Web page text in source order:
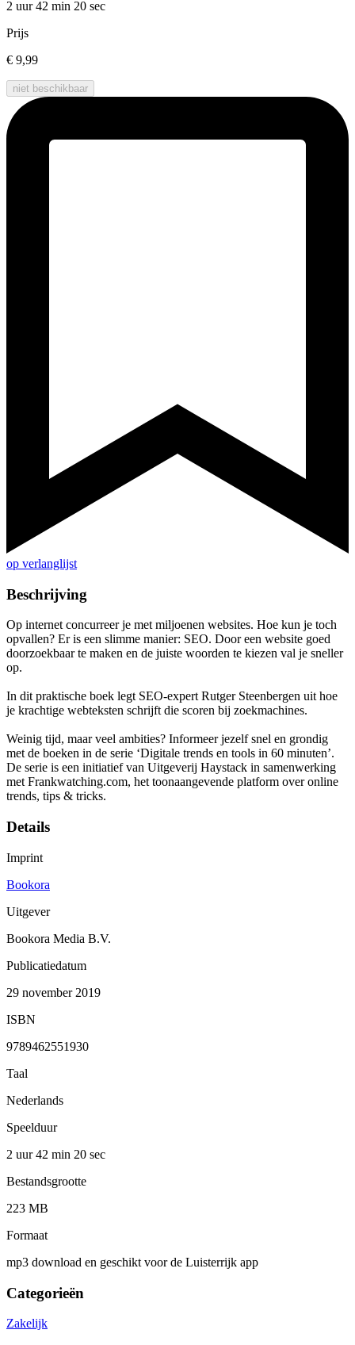
2 uur 42 min 20 sec
Prijs
€ 9,99
niet beschikbaar
op verlanglijst
Beschrijving
Op internet concurreer je met miljoenen websites. Hoe kun je toch
opvallen? Er is een slimme manier: SEO. Door een website goed
doorzoekbaar te maken en de juiste woorden te kiezen val je sneller
op.
In dit praktische boek legt SEO-expert Rutger Steenbergen uit hoe
je krachtige webteksten schrijft die scoren bij zoekmachines.
Weinig tijd, maar veel ambities? Informeer jezelf snel en grondig
met de boeken in de serie ‘Digitale trends en tools in 60 minuten’.
De serie is een initiatief van Uitgeverij Haystack in samenwerking
met Frankwatching.com, het toonaangevende platform over online
trends, tips & tricks.
Details
Imprint
Bookora
Uitgever
Bookora Media B.V.
Publicatiedatum
29 november 2019
ISBN
9789462551930
Taal
Nederlands
Speelduur
2 uur 42 min 20 sec
Bestandsgrootte
223 MB
Formaat
mp3 download en geschikt voor de Luisterrijk app
Categorieën
Zakelijk